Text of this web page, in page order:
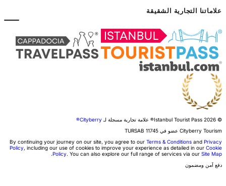
علاماتنا التجارية الشقيقة
© 2026 Istanbul Tourist Pass® علامة تجارية مسجلة لـ Cityberry®
Cityberry Tourism عضو في
TURSAB 11745
By continuing your journey on our site, you agree to our Terms & Conditions and Privacy
Policy, including our use of cookies to improve your experience as detailed in our Cookie
Policy. You can also explore our full range of services via our Site Map
.
دفع آمن ومضمون